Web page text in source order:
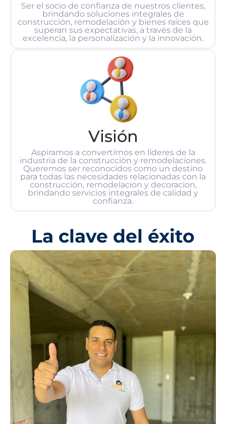
Ser el socio de confianza de nuestros clientes,
brindando soluciones integrales de
construcción, remodelación y bienes raíces que
superan sus expectativas, a través de la
excelencia, la personalización y la innovación.
Visión
Aspiramos a convertirnos en líderes de la
industria de la construcción y remodelaciones.
Queremos ser reconocidos como un destino
para todas las necesidades relacionadas con la
construcción, remodelacion y decoracion,
brindando servicios integrales de calidad y
confianza.
La clave del éxito